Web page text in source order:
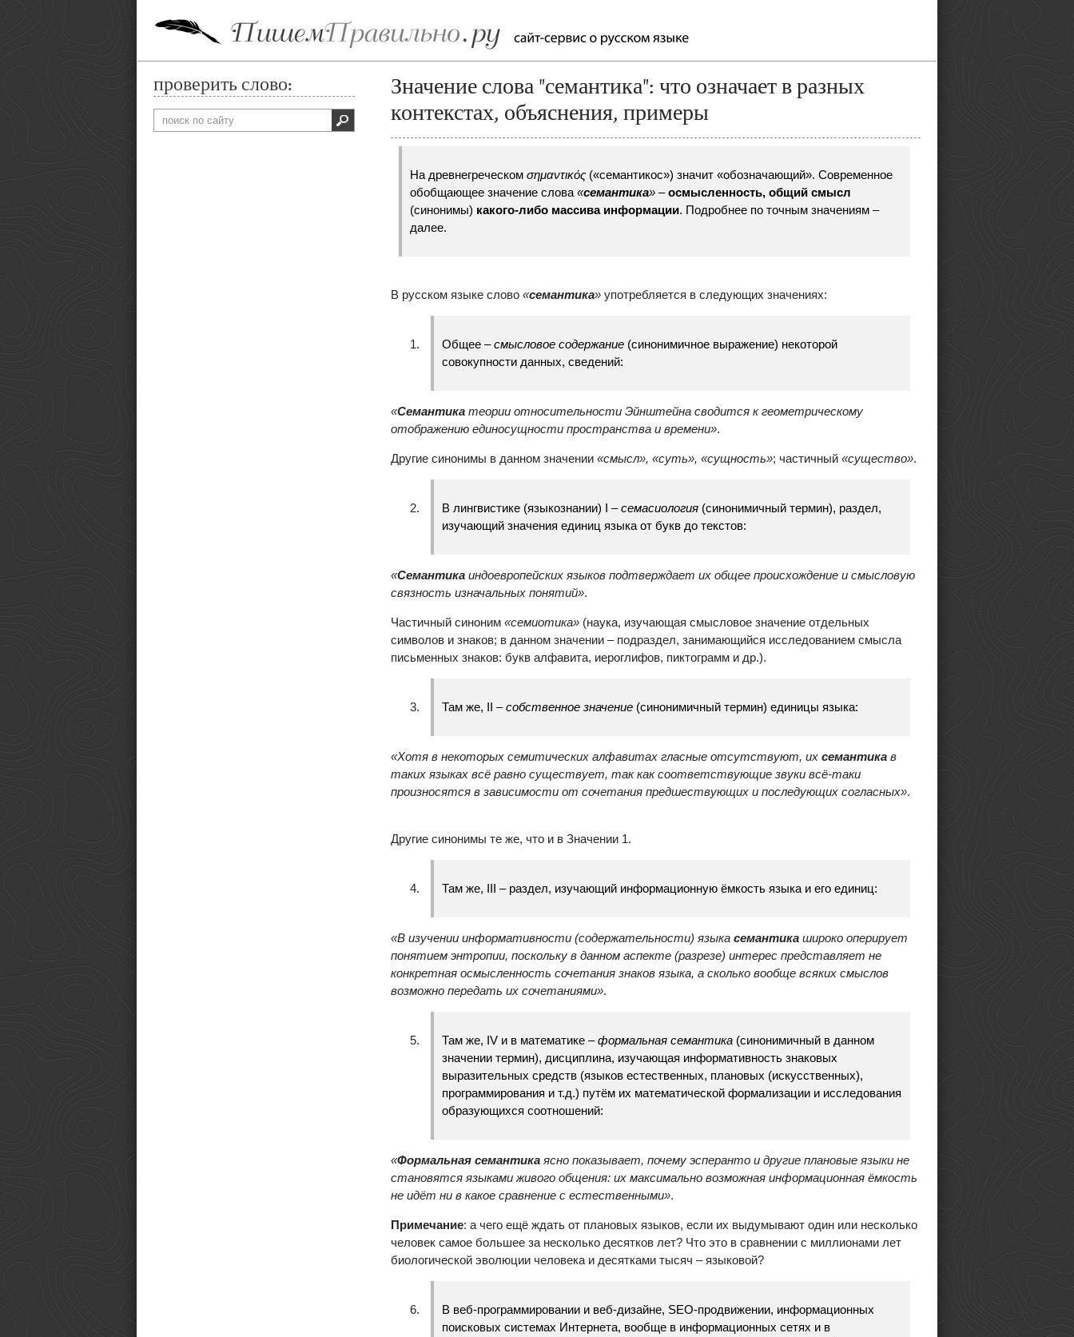
проверить слово:
Значение слова "семантика": что означает в разных
контекстах, объяснения, примеры
На древнегреческом σημαντικός («семантикос») значит «обозначающий». Современное
обобщающее значение слова «семантика» –осмысленность, общий смысл
(синонимы) какого-либо массива информации. Подробнее по точным значениям –
далее.
В русском языке слово «семантика» употребляется в следующих значениях:
Общее –смысловое содержание (синонимичное выражение) некоторой
совокупности данных, сведений:
«Семантика теории относительности Эйнштейна сводится к геометрическому
отображению единосущности пространства и времени».
Другие синонимы в данном значении «смысл», «суть», «сущность»; частичный «существо».
В лингвистике (языкознании) I –семасиология (синонимичный термин), раздел,
изучающий значения единиц языка от букв до текстов:
«Семантика индоевропейских языков подтверждает их общее происхождение и смысловую
связность изначальных понятий».
Частичный синоним «семиотика» (наука, изучающая смысловое значение отдельных
символов и знаков; в данном значении – подраздел, занимающийся исследованием смысла
письменных знаков: букв алфавита, иероглифов, пиктограмм и др.).
Там же, II –собственное значение (синонимичный термин) единицы языка:
«Хотя в некоторых семитических алфавитах гласные отсутствуют, их семантика в
таких языках всё равно существует, так как соответствующие звуки всё-таки
произносятся в зависимости от сочетания предшествующих и последующих согласных».
Другие синонимы те же, что и в Значении 1.
Там же, III – раздел, изучающий информационную ёмкость языка и его единиц:
«В изучении информативности (содержательности) языка семантика широко оперирует
понятием энтропии, поскольку в данном аспекте (разрезе) интерес представляет не
конкретная осмысленность сочетания знаков языка, а сколько вообще всяких смыслов
возможно передать их сочетаниями».
Там же, IV и в математике –формальная семантика (синонимичный в данном
значении термин), дисциплина, изучающая информативность знаковых
выразительных средств (языков естественных, плановых (искусственных),
программирования и т.д.) путём их математической формализации и исследования
образующихся соотношений:
«Формальная семантика ясно показывает, почему эсперанто и другие плановые языки не
становятся языками живого общения: их максимально возможная информационная ёмкость
не идёт ни в какое сравнение с естественными».
Примечание: а чего ещё ждать от плановых языков, если их выдумывают один или несколько
человек самое большее за несколько десятков лет? Что это в сравнении с миллионами лет
биологической эволюции человека и десятками тысяч – языковой?
В веб-программировании и веб-дизайне, SEO-продвижении, информационных
поисковых системах Интернета, вообще в информационных сетях и в